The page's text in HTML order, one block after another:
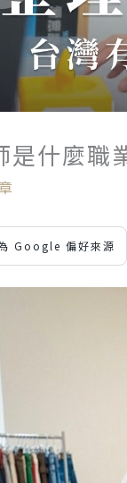
是什麼職
Google 偏好來源